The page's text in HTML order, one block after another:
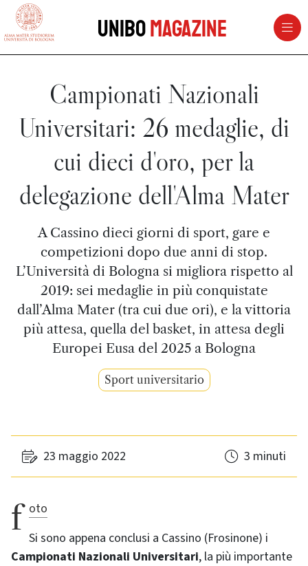
vai al contenuto della pagina
UniboMagazine
Campionati Nazionali
Universitari: 26 medaglie, di
cui dieci d'oro, per la
delegazione dell'Alma Mater
A Cassino dieci giorni di sport, gare e
competizioni dopo due anni di stop.
L’Università di Bologna si migliora rispetto al
2019: sei medaglie in più conquistate
dall’Alma Mater (tra cui due ori), e la vittoria
più attesa, quella del basket, in attesa degli
Europei Eusa del 2025 a Bologna
Sport universitario
23 maggio 2022 3 minuti
foto
Si sono appena conclusi a Cassino (Frosinone) i
Campionati Nazionali Universitari, la più importante